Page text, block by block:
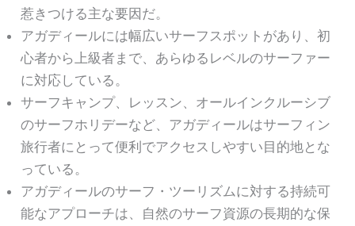
惹きつける主な要因だ。
アガディールには幅広いサーフスポットがあり、初
心者から上級者まで、あらゆるレベルのサーファー
に対応している。
サーフキャンプ、レッスン、オールインクルーシブ
のサーフホリデーなど、アガディールはサーフィン
旅行者にとって便利でアクセスしやすい目的地とな
っている。
アガディールのサーフ・ツーリズムに対する持続可
能なアプローチは、自然のサーフ資源の長期的な保